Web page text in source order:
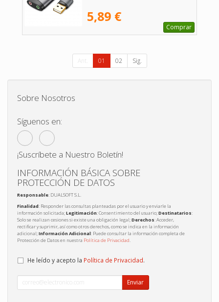
5,89 €
Comprar
Ant. 01 02 Sig.
Sobre Nosotros
Síguenos en:
¡Suscríbete a Nuestro Boletín!
INFORMACIÓN BÁSICA SOBRE
PROTECCIÓN DE DATOS
Responsable: DUALSOFT S.L.
Finalidad: Responder las consultas planteadas por el usuario y enviarle la
información solicitada;Legitimación: Consentimiento del usuario;Destinatarios:
Solo se realizan cesiones si existe una obligación legal;Derechos: Acceder,
rectificar y suprimir, así como otros derechos, como se indica en la información
adicional;Información Adicional: Puede consultar la información completa de
Protección de Datos en nuestra Política de Privacidad.
He leído y acepto la Política de Privacidad.
Enviar